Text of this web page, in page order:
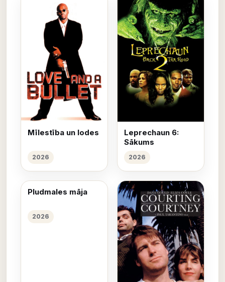
Mīlestība un lodes
2026
Leprechaun 6:
Sākums
2026
Pludmales māja
2026